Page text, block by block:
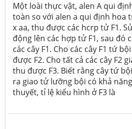
Một loài thực vật, alen A qui
toàn so với alen a qui định hoa
x aa, thu được các hcrp tử F1.
động lên các hợp tử F1, sau đó
các cây F1. Cho các cây F1 tứ
được F2. Cho tất cả các cây F2
thu được F3. Biết rằng cây tứ
ra giao tử lưỡng bội có khả
thuyết, tỉ lệ kiểu hình ở F3 là